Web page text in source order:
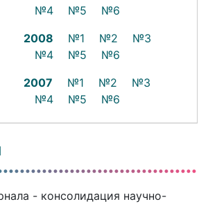
№4
№5
№6
2008
№1 №2
№3
№4
№5
№6
2007
№1 №2
№3
№4
№5 №6
- консолидация научно-